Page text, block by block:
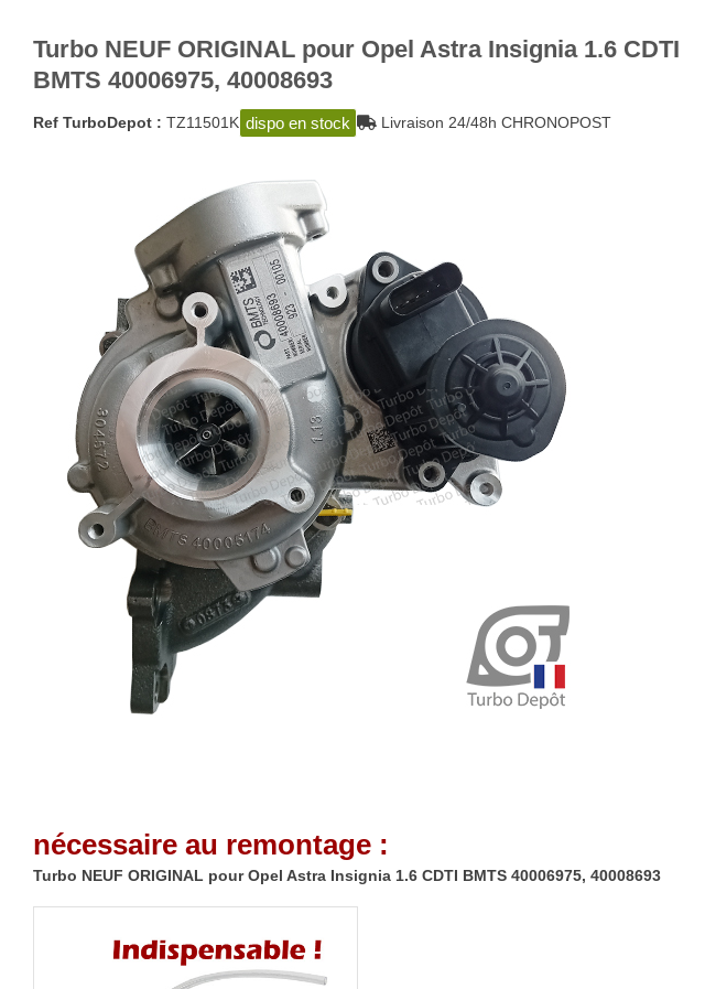
Turbo NEUF ORIGINAL pour Opel Astra Insignia 1.6 CDTI
BMTS 40006975, 40008693
Ref TurboDepot : TZ11501K dispo en stock Livraison 24/48h CHRONOPOST
nécessaire au remontage :
Turbo NEUF ORIGINAL pour Opel Astra Insignia 1.6 CDTI BMTS 40006975, 40008693